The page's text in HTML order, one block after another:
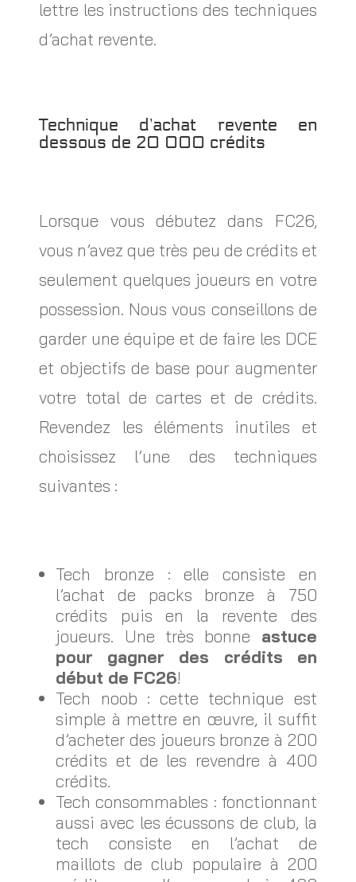
lettre les instructions des techniques
d’achat revente.
Technique d’achat revente en
dessous de 20 000 crédits
Lorsque vous débutez dans FC26,
vous n’avez que très peu de crédits et
seulement quelques joueurs en votre
possession. Nous vous conseillons de
garder une équipe et de faire les DCE
et objectifs de base pour augmenter
votre total de cartes et de crédits.
Revendez les éléments inutiles et
choisissez l’une des techniques
suivantes :
Tech bronze : elle consiste en
l’achat de packs bronze à 750
crédits puis en la revente des
joueurs. Une très bonne astuce
pour gagner des crédits en
début de FC26!
Tech noob : cette technique est
simple à mettre en œuvre, il suffit
d’acheter des joueurs bronze à 200
crédits et de les revendre à 400
crédits.
Tech consommables : fonctionnant
aussi avec les écussons de club, la
tech consiste en l’achat de
maillots de club populaire à 200